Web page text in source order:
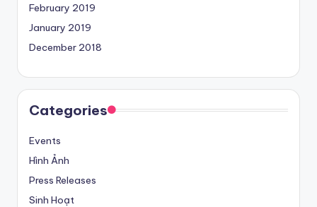
February 2019
January 2019
December 2018
Categories
Events
Hình Ảnh
Press Releases
Sinh Hoạt